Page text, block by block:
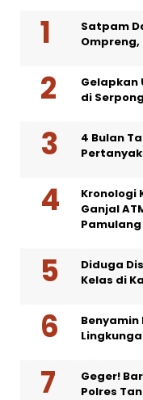
Satpam
Ompreng,
Gelapkan
di
4 Bulan
Kronologi
Ganjal
Pamulang
Diduga
Kelas di
Benyamin
Geger!
Polres